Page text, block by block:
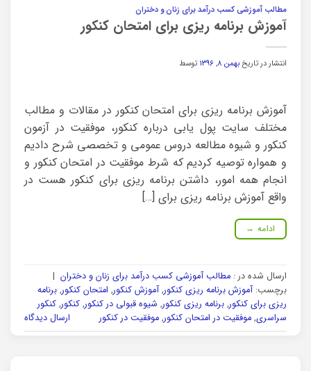
مطالب آموزشی کسب درآمد برای زنان و دختران
آموزش برنامه ریزی برای امتحان کنکور
انتشار در تاریخبهمن ۸, ۱۳۹۶ توسط
آموزش برنامه ریزی برای امتحان کنکور در مقالات و مطالب
مختلف سایت پول یابی درباره کنکور، موفقیت در آزمون
کنکور و شیوه مطالعه دروس عمومی و تخصصی شرح دادیم
و همواره توصیه کردیم که شرط موفقیت در امتحان کنکور و
انجام همه امور، داشتن برنامه ریزی برای کنکور هست در
واقع آموزش برنامه ریزی برای […]
ادامه →
ارسال شده در : مطالب آموزشی کسب درآمد برای زنان و دختران |
برچسب:آموزش برنامه ریزی کنکور,آموزش کنکور, امتحان کنکور, برنامه
ریزی برای کنکور, برنامه ریزی کنکور, شیوه قبولی در کنکور, کنکور, کنکور
سراسری, موفقیت در امتحان کنکور, موفقیت در کنکور ارسال دیدگاه